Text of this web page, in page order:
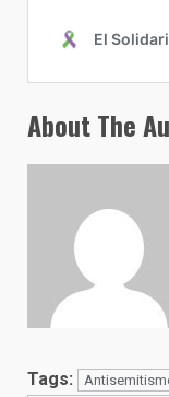
About The
Tags: